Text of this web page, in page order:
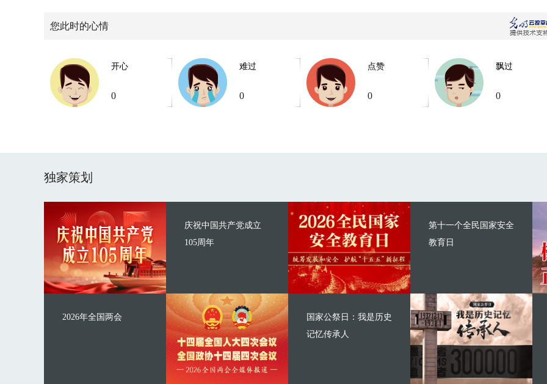
您此时的心情
开心
0
难过
0
点赞
0
飘过
0
独家策划
庆祝中国共产党成立
105周年
2026年全国两会
第十一个全民国家安全
教育日
国家公祭日：我是历史
记忆传承人